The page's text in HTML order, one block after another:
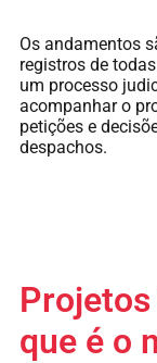
Os andamentos
registros de
um processo
acompanhar o
petições e
despachos.
que é o